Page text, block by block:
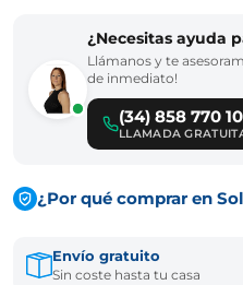
¿Necesitas ayuda
Llámanos y te
de inmediato!
(34) 858 770
LLAMADA
¿Por qué comprar en
Envío gratuito
Sin coste hasta tu casa